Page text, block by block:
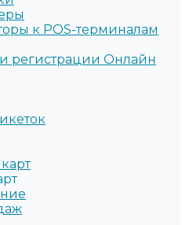
к POS-терминалам
регистрации Онлайн